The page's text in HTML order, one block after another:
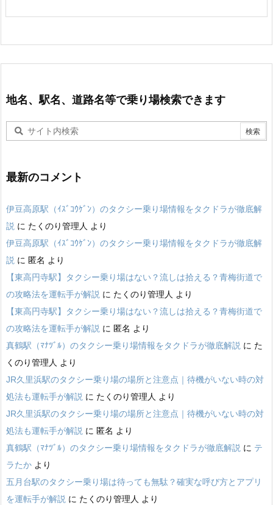
地名、駅名、道路名等で乗り場検索できます
最新のコメント
伊豆高原駅（ｲｽﾞｺｳｹﾞﾝ）のタクシー乗り場情報をタクドラが徹底解
説 に たくのり管理人 より
伊豆高原駅（ｲｽﾞｺｳｹﾞﾝ）のタクシー乗り場情報をタクドラが徹底解
説 に 匿名 より
【東高円寺駅】タクシー乗り場はない？流しは拾える？青梅街道で
の攻略法を運転手が解説 に たくのり管理人 より
【東高円寺駅】タクシー乗り場はない？流しは拾える？青梅街道で
の攻略法を運転手が解説 に 匿名 より
真鶴駅（ﾏﾅﾂﾞﾙ）のタクシー乗り場情報をタクドラが徹底解説 に た
くのり管理人 より
JR久里浜駅のタクシー乗り場の場所と注意点｜待機がいない時の対
処法も運転手が解説 に たくのり管理人 より
JR久里浜駅のタクシー乗り場の場所と注意点｜待機がいない時の対
処法も運転手が解説 に 匿名 より
真鶴駅（ﾏﾅﾂﾞﾙ）のタクシー乗り場情報をタクドラが徹底解説 に テ
ラたか より
五月台駅のタクシー乗り場は待っても無駄？確実な呼び方とアプリ
を運転手が解説 に たくのり管理人 より